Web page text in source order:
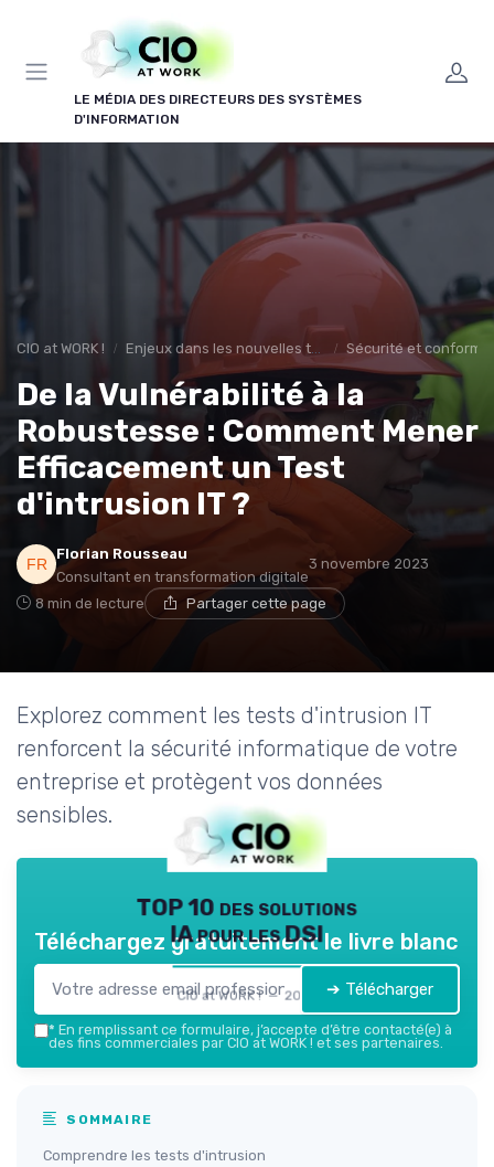
LE MÉDIA DES DIRECTEURS DES SYSTÈMES
D'INFORMATION
CIO at WORK ! Enjeux dans les nouvelles technologies Sécurité et
De la Vulnérabilité à la
Robustesse : Comment Mener
Efficacement un Test
d'intrusion IT ?
Florian Rousseau
Consultant en transformation digitale
3 novembre 2023
8 min de lecture Partager cette page
Explorez comment les tests d'intrusion IT
renforcent la sécurité informatique de votre
entreprise et protègent vos données
sensibles.
TOP 10 des solutions
IA pour les DSI
CIO at WORK ! — 2026
Téléchargez gratuitement le livre blanc
➔ Télécharger
* En remplissant ce formulaire, j’accepte d’être contacté(e) à
des fins commerciales par CIO at WORK ! et ses partenaires.
SOMMAIRE
Comprendre les tests d'intrusion